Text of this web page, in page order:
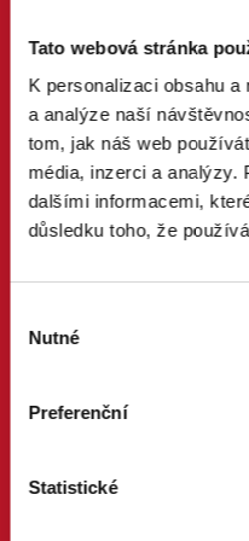
Tato webová stránka
K personalizaci obsahu
a analýze naší
tom, jak náš web
média, inzerci a analýzy.
dalšími informacemi,
důsledku toho, že
souhlasu
Nutné
Preferenční
Statistické
PROČ MANŽELSTVÍ
PRÁVNÍ PORADNA
NÁZORY ODBORNÍKŮ A
KDO JSME
KONTAKT A MÉDIA
AKTUALITY
FÉR MĚSTA A OBCE
FÉR OSOBNOSTI